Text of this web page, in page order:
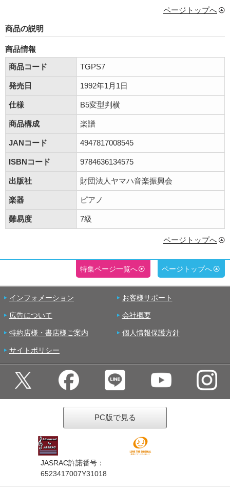
ページトップへ
商品の説明
商品情報
商品コード
TGPS7
発売日 1992年1月1日
仕様 B5変型判横
商品構成 楽譜
JANコード 4947817008545
ISBNコード 9784636134575
出版社 財団法人ヤマハ音楽振興会
楽器 ピアノ
難易度 7級
ページトップへ
特集ページ一覧へ ページトップへ
インフォメーション お客様サポート
広告について 会社概要
特約店様・書店様ご案内 個人情報保護方針
サイトポリシー
PC版で見る
JASRAC許諾番号：
6523417007Y31018